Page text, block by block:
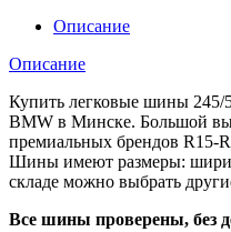
Описание
Описание
Купить легковые шины 245/
BMW в Минске. Большой
премиальных брендов R15-
Шины имеют размеры:
складе можно выбрать
Все шины проверены, без